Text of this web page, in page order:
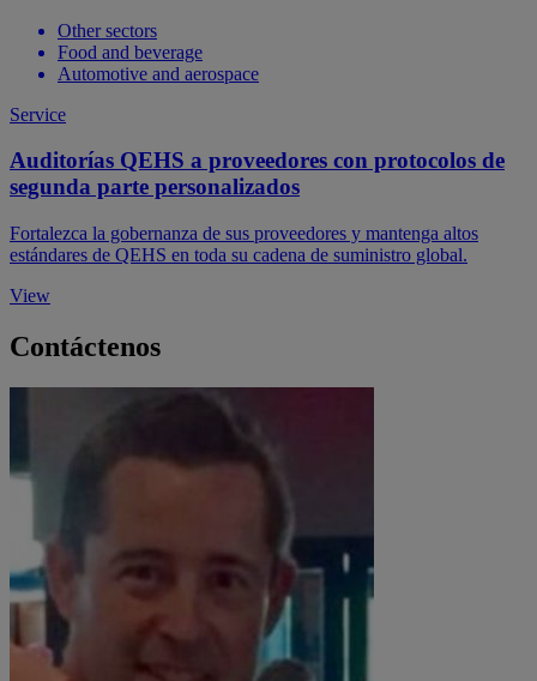
Other sectors
Food and beverage
Automotive and aerospace
Service
Auditorías QEHS a proveedores con protocolos de
segunda parte personalizados
Fortalezca la gobernanza de sus proveedores y mantenga altos
estándares de QEHS en toda su cadena de suministro global.
View
Contáctenos